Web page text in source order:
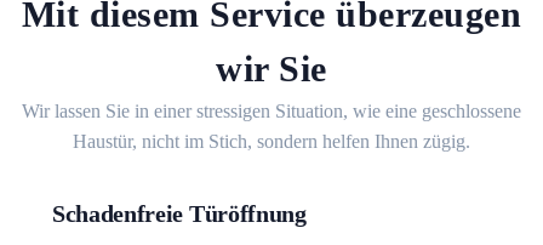
Mit diesem Service überzeugen
wir Sie
Wir lassen Sie in einer stressigen Situation, wie eine geschlossene
Haustür, nicht im Stich, sondern helfen Ihnen zügig.
Schadenfreie Türöffnung